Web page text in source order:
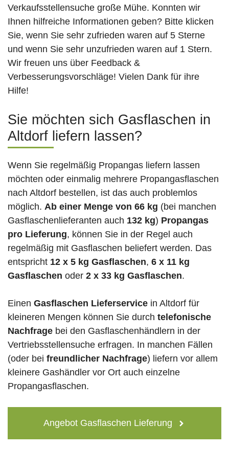
Verkaufsstellensuche große Mühe. Konnten wir
Ihnen hilfreiche Informationen geben? Bitte klicken
Sie, wenn Sie sehr zufrieden waren auf 5 Sterne
und wenn Sie sehr unzufrieden waren auf 1 Stern.
Wir freuen uns über Feedback &
Verbesserungsvorschläge! Vielen Dank für ihre
Hilfe!
Sie möchten sich Gasflaschen in
Altdorf liefern lassen?
Wenn Sie regelmäßig Propangas liefern lassen
möchten oder einmalig mehrere Propangasflaschen
nach Altdorf bestellen, ist das auch problemlos
möglich. Ab einer Menge von 66 kg (bei manchen
Gasflaschenlieferanten auch 132 kg) Propangas
pro Lieferung, können Sie in der Regel auch
regelmäßig mit Gasflaschen beliefert werden. Das
entspricht 12 x 5 kg Gasflaschen, 6 x 11 kg
Gasflaschen oder 2 x 33 kg Gasflaschen.
Einen Gasflaschen Lieferservice in Altdorf für
kleineren Mengen können Sie durch telefonische
Nachfrage bei den Gasflaschenhändlern in der
Vertriebsstellensuche erfragen. In manchen Fällen
(oder bei freundlicher Nachfrage) liefern vor allem
kleinere Gashändler vor Ort auch einzelne
Propangasflaschen.
Angebot Gasflaschen Lieferung